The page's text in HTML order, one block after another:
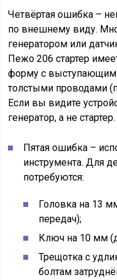
Четвёртая ошибка –
по внешнему виду.
генератором или
Пежо 206 стартер
форму с
толстыми проводами
Если вы видите
генератор, а не стартер.
Пятая ошибка –
инструмента. Для
потребуются:
Головка на 13
передач);
Ключ на 10 мм
Трещотка с
болтам